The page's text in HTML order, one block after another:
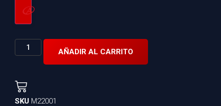
AÑADIR AL CARRITO
SKU M22001